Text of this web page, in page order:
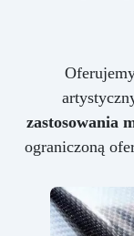
zastosowania
ograniczoną